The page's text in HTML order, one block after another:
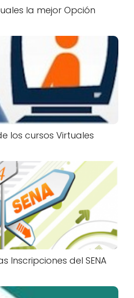
la mejor Opción
los cursos Virtuales
Inscripciones del SENA